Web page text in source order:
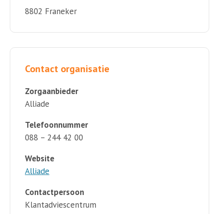
8802 Franeker
Contact organisatie
Zorgaanbieder
Alliade
Telefoonnummer
088 – 244 42 00
Website
Alliade
Contactpersoon
Klantadviescentrum